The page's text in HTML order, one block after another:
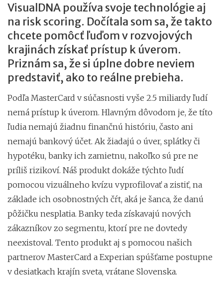
VisualDNA používa svoje technológie aj
na risk scoring. Dočítala som sa, že takto
chcete pomôcť ľuďom v rozvojových
krajinách získať prístup k úverom.
Priznám sa, že si úplne dobre neviem
predstaviť, ako to reálne prebieha.
Podľa MasterCard v súčasnosti vyše 2.5 miliardy ľudí
nemá prístup k úverom. Hlavným dôvodom je, že títo
ľudia nemajú žiadnu finančnú históriu, často ani
nemajú bankový účet. Ak žiadajú o úver, splátky či
hypotéku, banky ich zamietnu, nakoľko sú pre ne
príliš rizikoví. Náš produkt dokáže týchto ľudí
pomocou vizuálneho kvízu vyprofilovať a zistiť, na
základe ich osobnostných čŕt, aká je šanca, že danú
pôžičku nesplatia. Banky teda získavajú nových
zákazníkov zo segmentu, ktorí pre ne dovtedy
neexistoval. Tento produkt aj s pomocou našich
partnerov MasterCard a Experian spúšťame postupne
v desiatkach krajín sveta, vrátane Slovenska.